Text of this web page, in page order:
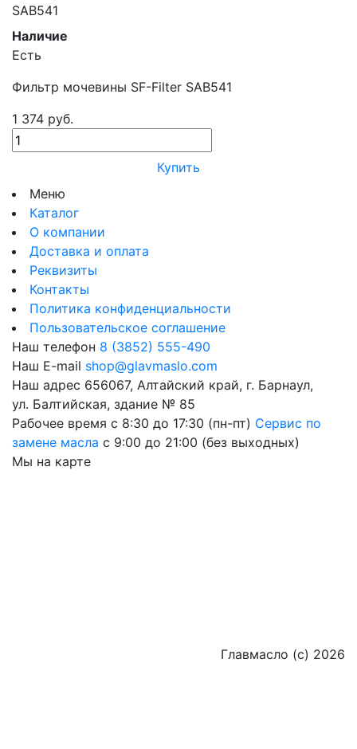
SAB541
Наличие
Есть
Фильтр мочевины SF-Filter SAB541
1 374 руб.
Купить
Меню
Каталог
О компании
Доставка и оплата
Реквизиты
Контакты
Политика конфиденциальности
Пользовательское соглашение
Наш телефон 8 (3852) 555-490
Наш E-mail shop@glavmaslo.com
Наш адрес 656067, Алтайский край, г. Барнаул,
ул. Балтийская, здание № 85
Рабочее время с 8:30 до 17:30 (пн-пт) Сервис по
замене масла с 9:00 до 21:00 (без выходных)
Мы на карте
Главмасло (с) 2026